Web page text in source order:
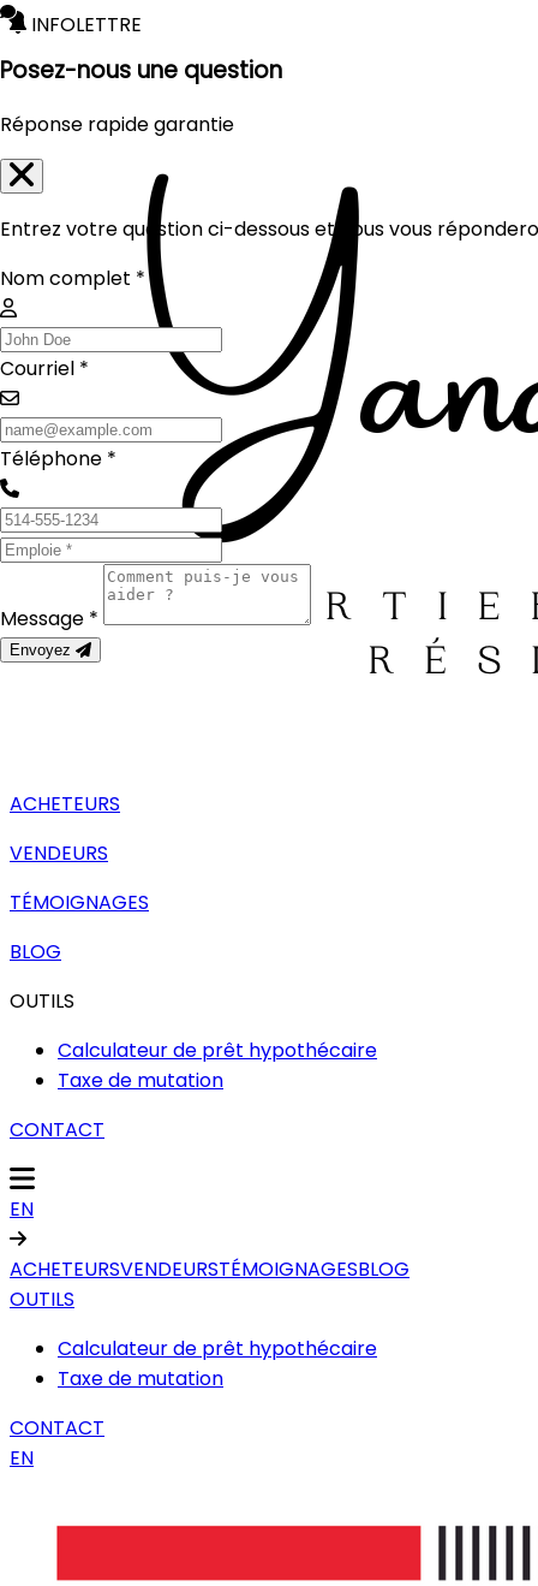
INFOLETTRE
ACHETEURS
VENDEURS
TÉMOIGNAGES
BLOG
OUTILS
Calculateur de prêt hypothécaire
Taxe de mutation
CONTACT
EN
ACHETEURSVENDEURSTÉMOIGNAGESBLOG
OUTILS
Calculateur de prêt hypothécaire
Taxe de mutation
CONTACT
EN
Posez-nous une question
Réponse rapide garantie
Entrez votre question ci-dessous et nous vous
Nom complet *
Courriel *
Téléphone *
Message *
Envoyez